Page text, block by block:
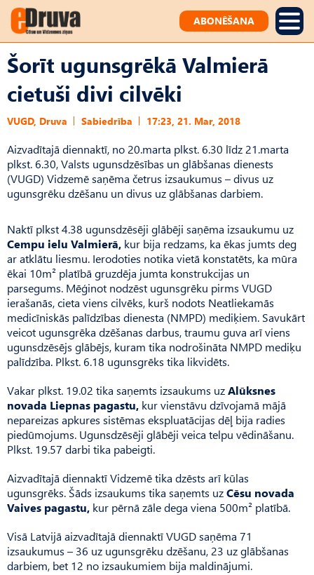
ABONĒŠANA
Šorīt ugunsgrēkā Valmierā
cietuši divi cilvēki
VUGD, Druva Sabiedrība 17:23, 21. Mar, 2018
Aizvadītajā diennaktī, no 20.marta plkst. 6.30 līdz 21.marta
plkst. 6.30, Valsts ugunsdzēsības un glābšanas dienests
(VUGD) Vidzemē saņēma četrus izsaukumus – divus uz
ugunsgrēku dzēšanu un divus uz glābšanas darbiem.
Naktī plkst 4.38 ugunsdzēsēji glābēji saņēma izsaukumu uz
Cempu ielu Valmierā, kur bija redzams, ka ēkas jumts deg
ar atklātu liesmu. Ierodoties notika vietā konstatēts, ka mūra
ēkai 10m² platībā gruzdēja jumta konstrukcijas un
parsegums. Mēģinot nodzēst ugunsgrēku pirms VUGD
ierašanās, cieta viens cilvēks, kurš nodots Neatliekamās
medicīniskās palīdzības dienesta (NMPD) mediķiem. Savukārt
veicot ugunsgrēka dzēšanas darbus, traumu guva arī viens
ugunsdzēsējs glābējs, kuram tika nodrošināta NMPD mediķu
palīdzība. Plkst. 6.18 ugunsgrēks tika likvidēts.
Vakar plkst. 19.02 tika saņemts izsaukums uzAlūksnes
novada Liepnas pagastu, kur vienstāvu dzīvojamā mājā
nepareizas apkures sistēmas ekspluatācijas dēļ bija radies
piedūmojums. Ugunsdzēsēji glābēji veica telpu vēdināšanu.
Plkst. 19.57 darbi tika pabeigti.
Aizvadītajā diennaktī Vidzemē tika dzēsts arī kūlas
ugunsgrēks. Šāds izsaukums tika saņemts uzCēsu novada
Vaives pagastu, kur pērnā zāle dega viena 500m² platībā.
Visā Latvijā aizvadītajā diennaktī VUGD saņēma 71
izsaukumus – 36 uz ugunsgrēku dzēšanu, 23 uz glābšanas
darbiem, bet 12 no izsaukumiem bija maldinājumi.